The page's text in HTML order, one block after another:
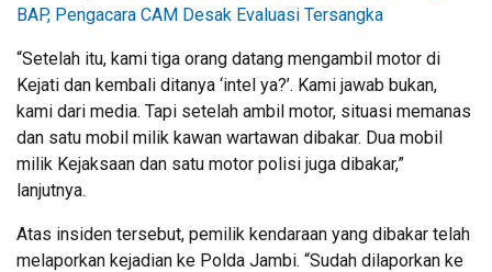
BAP, Pengacara CAM Desak Evaluasi Tersangka
“Setelah itu, kami tiga orang datang mengambil motor di
Kejati dan kembali ditanya ‘intel ya?’. Kami jawab bukan,
kami dari media. Tapi setelah ambil motor, situasi memanas
dan satu mobil milik kawan wartawan dibakar. Dua mobil
milik Kejaksaan dan satu motor polisi juga dibakar,”
lanjutnya.
Atas insiden tersebut, pemilik kendaraan yang dibakar telah
melaporkan kejadian ke Polda Jambi. “Sudah dilaporkan ke